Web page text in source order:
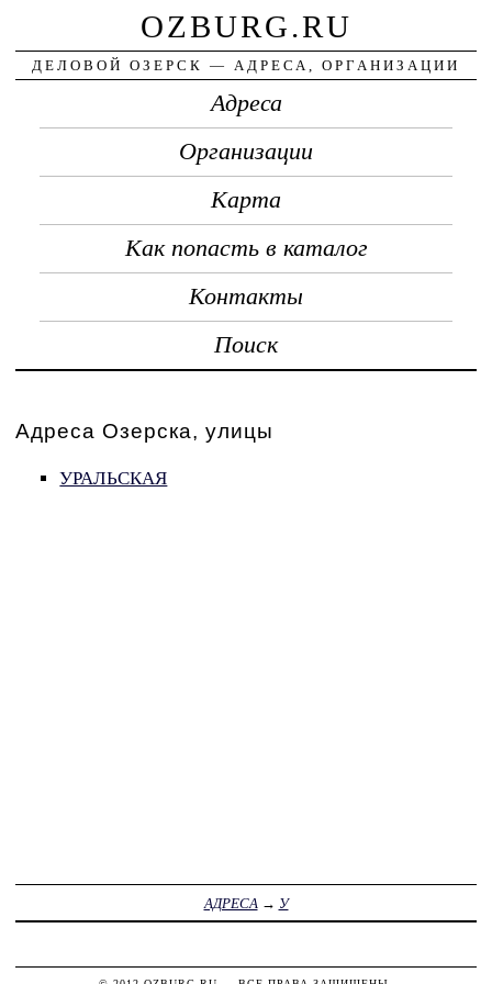
OZBURG.RU
ДЕЛОВОЙ ОЗЕРСК — АДРЕСА, ОРГАНИЗАЦИИ
Адреса
Организации
Карта
Как попасть в каталог
Контакты
Поиск
Адреса Озерска, улицы
УРАЛЬСКАЯ
АДРЕСА → У